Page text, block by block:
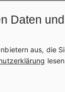
Latein-
Daten und
aus, die